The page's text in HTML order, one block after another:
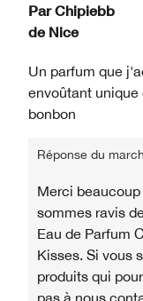
Par Chipiebb
de Nice
Un parfum que
envoûtant
bonbon
Réponse du
Merci
sommes ravis
Eau de Parfum
Kisses. Si vous
produits qui
pas à nous